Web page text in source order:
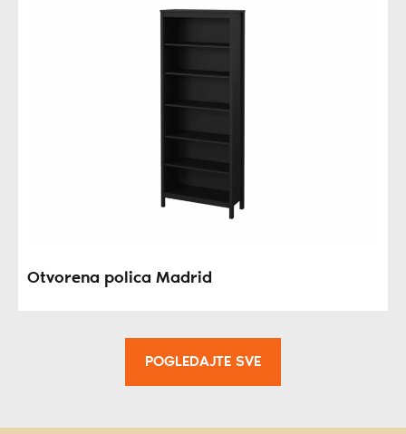
Otvorena polica Madrid
POGLEDAJTE SVE